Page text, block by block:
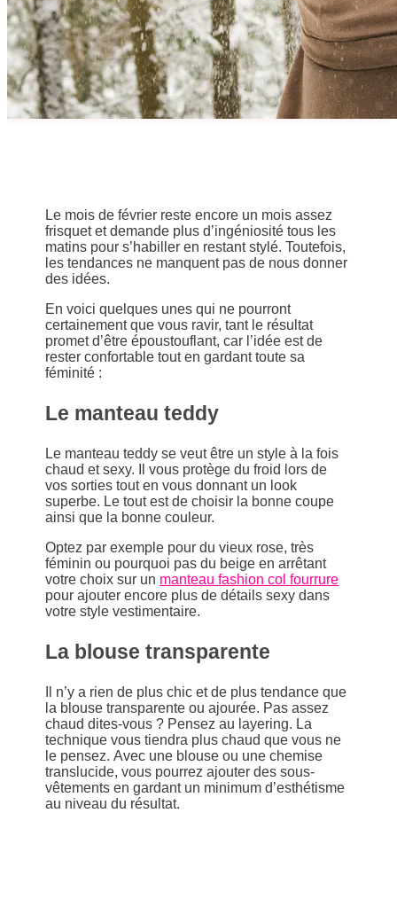
Le mois de février reste encore un mois assez
frisquet et demande plus d’ingéniosité tous les
matins pour s’habiller en restant stylé. Toutefois,
les tendances ne manquent pas de nous donner
des idées.
En voici quelques unes qui ne pourront
certainement que vous ravir, tant le résultat
promet d’être époustouflant, car l’idée est de
rester confortable tout en gardant toute sa
féminité :
Le manteau teddy
Le manteau teddy se veut être un style à la fois
chaud et sexy. Il vous protège du froid lors de
vos sorties tout en vous donnant un look
superbe. Le tout est de choisir la bonne coupe
ainsi que la bonne couleur.
Optez par exemple pour du vieux rose, très
féminin ou pourquoi pas du beige en arrêtant
votre choix sur un manteau fashion col fourrure
pour ajouter encore plus de détails sexy dans
votre style vestimentaire.
La blouse transparente
Il n’y a rien de plus chic et de plus tendance que
la blouse transparente ou ajourée. Pas assez
chaud dites-vous ? Pensez au layering. La
technique vous tiendra plus chaud que vous ne
le pensez. Avec une blouse ou une chemise
translucide, vous pourrez ajouter des sous-
vêtements en gardant un minimum d’esthétisme
au niveau du résultat.